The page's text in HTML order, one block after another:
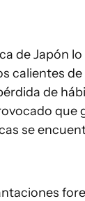
de Japón
calientes
de
que
se